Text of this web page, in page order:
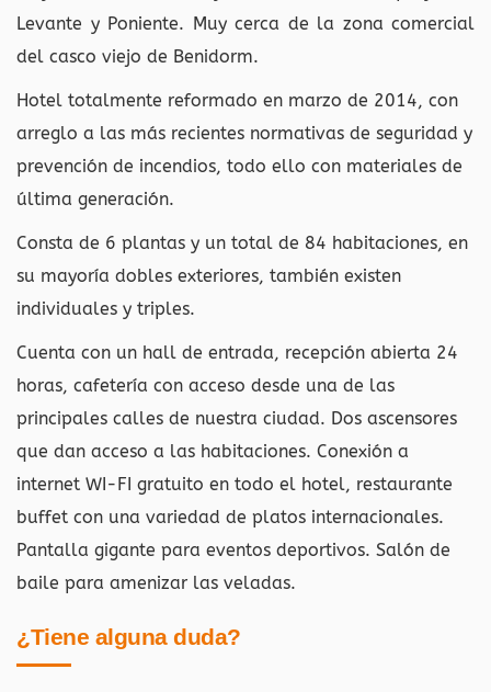
Levante y Poniente. Muy cerca de la zona comercial
del casco viejo de Benidorm.
Hotel totalmente reformado en marzo de 2014, con
arreglo a las más recientes normativas de seguridad y
prevención de incendios, todo ello con materiales de
última generación.
Consta de 6 plantas y un total de 84 habitaciones, en
su mayoría dobles exteriores, también existen
individuales y triples.
Cuenta con un hall de entrada, recepción abierta 24
horas, cafetería con acceso desde una de las
principales calles de nuestra ciudad. Dos ascensores
que dan acceso a las habitaciones. Conexión a
internet WI-FI gratuito en todo el hotel, restaurante
buffet con una variedad de platos internacionales.
Pantalla gigante para eventos deportivos. Salón de
baile para amenizar las veladas.
¿Tiene alguna duda?